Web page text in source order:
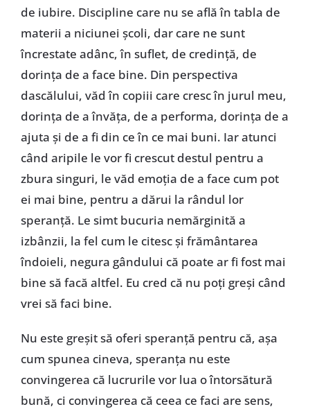
de iubire. Discipline care nu se află în tabla de
materii a niciunei școli, dar care ne sunt
încrestate adânc, în suflet, de credință, de
dorința de a face bine. Din perspectiva
dascălului, văd în copiii care cresc în jurul meu,
dorința de a învăța, de a performa, dorința de a
ajuta și de a fi din ce în ce mai buni. Iar atunci
când aripile le vor fi crescut destul pentru a
zbura singuri, le văd emoția de a face cum pot
ei mai bine, pentru a dărui la rândul lor
speranță. Le simt bucuria nemărginită a
izbânzii, la fel cum le citesc și frământarea
îndoieli, negura gândului că poate ar fi fost mai
bine să facă altfel. Eu cred că nu poți greși când
vrei să faci bine.
Nu este greșit să oferi speranță pentru că, așa
cum spunea cineva, speranța nu este
convingerea că lucrurile vor lua o întorsătură
bună, ci convingerea că ceea ce faci are sens,